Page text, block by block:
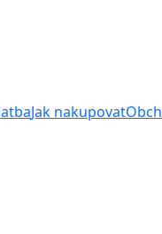
Jak nakupovat